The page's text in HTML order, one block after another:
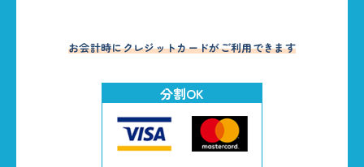
お会計時にクレジットカードがご利用できます
分割OK